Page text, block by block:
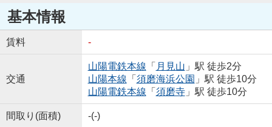
基本情報
賃料 -
交通
山陽電鉄本線 「 月見山 」駅 徒歩2分
山陽本線 「 須磨海浜公園 」駅 徒歩10分
山陽電鉄本線 「 須磨寺」駅 徒歩10分
間取り(面積) -(-)